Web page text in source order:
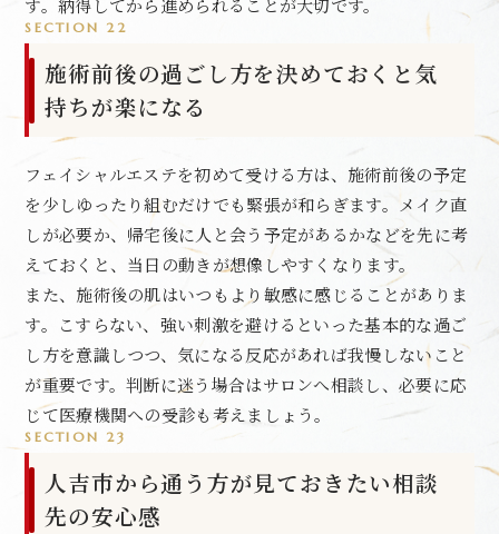
す。納得してから進められることが大切です。
SECTION 22
施術前後の過ごし方を決めておくと気
持ちが楽になる
フェイシャルエステを初めて受ける方は、施術前後の予定
を少しゆったり組むだけでも緊張が和らぎます。メイク直
しが必要か、帰宅後に人と会う予定があるかなどを先に考
えておくと、当日の動きが想像しやすくなります。
また、施術後の肌はいつもより敏感に感じることがありま
す。こすらない、強い刺激を避けるといった基本的な過ご
し方を意識しつつ、気になる反応があれば我慢しないこと
が重要です。判断に迷う場合はサロンへ相談し、必要に応
じて医療機関への受診も考えましょう。
SECTION 23
人吉市から通う方が見ておきたい相談
先の安心感